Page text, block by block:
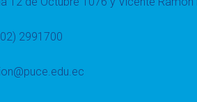
2991700